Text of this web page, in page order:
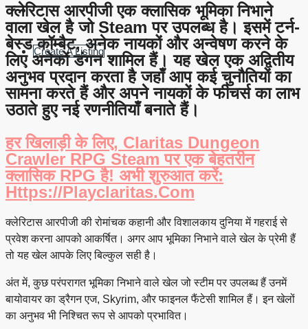
Create A Listing
क्लेरिटास आरपीजी एक क्लासिक भूमिका निभाने
वाला खेल है जो Steam पर उपलब्ध है। इसमें टर्न-
बेस्ड कॉम्बैट, अनेक नायकों और अन्वेषण करने के
लिए अनेकों डंगन शामिल हैं। यह खेल एक अद्वितीय
अनुभव प्रदान करता है जहाँ आप कई चुनौतियों का
सामना करते हैं और अपने नायकों के फीचर्स का लाभ
उठाते हुए नई रणनीतियाँ बनाते हैं।
हर खिलाड़ी के लिए, Claritas Dungeon
Crawler RPG Steam पर एक बेहतरीन
क्लासिक RPG है! अभी शुरुआत करें:
Https://playclaritas.com
क्लेरिटास आरपीजी की रोमांचक कहानी और विशालकाय दुनिया में गहराई से
प्रवेश करना आपको आकर्षित। अगर आप भूमिका निभाने वाले खेल के प्रेमी हैं
तो यह खेल आपके लिए बिल्कुल सही है।
अंत में, कुछ परंपरागत भूमिका निभाने वाले खेल जो स्टीम पर उपलब्ध हैं उनमें
बायोवायर का ड्रैगन एज, Skyrim, और फाइनल फैंटेसी शामिल हैं। इन खेलों
का अनुभव भी निश्चित रूप से आपको प्रभावित।